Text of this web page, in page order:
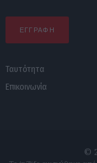
ΕΓΓΡΑΦΗ
Ταυτότητα
Επικοινωνία
©